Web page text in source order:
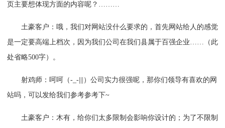
页主要想体现方面的内容呢？………
土豪客户：哦，我们对网站没什么要求的，首先网站给人的感觉
是一定要高端上档次，因为我们公司在我们县属于百强企业……（此
处省略500字）。
射鸡师：呵呵（-_-|||）公司实力很强呢，那你们领导有喜欢的网
站吗，可以发给我们参考参考下~
土豪客户：木有，给你们太多限制会影响你设计的；为了不限制